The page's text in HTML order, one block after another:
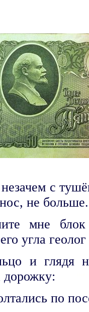
с
не больше.
мне блок
угла
и глядя
дорожку:
по